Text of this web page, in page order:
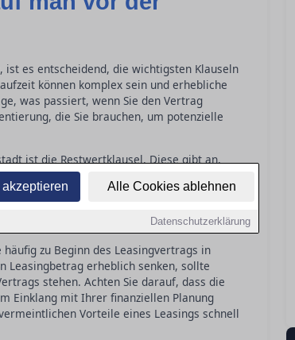
Alle Cookies ablehnen
Datenschutzerklärung
es entscheidend, die wichtigsten Klauseln
können komplex sein und erhebliche
was passiert, wenn Sie den Vertrag
die Sie brauchen, um potenzielle
ist die Restwertklausel. Diese gibt an,
noch haben soll. Missverständnisse
wenn Sie den Zustand des Objekts zum
realistisch angesetzt ist, um
zu Beginn des Leasingvertrags in
Leasingbetrag erheblich senken, sollte
stehen. Achten Sie darauf, dass die
Einklang mit Ihrer finanziellen Planung
Vorteile eines Leasings schnell